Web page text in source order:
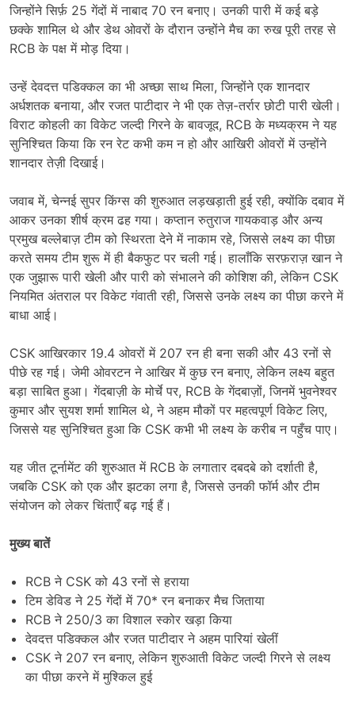
जिन्होंने सिर्फ़ 25 गेंदों में नाबाद 70 रन बनाए। उनकी पारी में कई बड़े
छक्के शामिल थे और डेथ ओवरों के दौरान उन्होंने मैच का रुख पूरी तरह से
RCB के पक्ष में मोड़ दिया।
उन्हें देवदत्त पडिक्कल का भी अच्छा साथ मिला, जिन्होंने एक शानदार
अर्धशतक बनाया, और रजत पाटीदार ने भी एक तेज़-तर्रार छोटी पारी खेली।
विराट कोहली का विकेट जल्दी गिरने के बावजूद, RCB के मध्यक्रम ने यह
सुनिश्चित किया कि रन रेट कभी कम न हो और आखिरी ओवरों में उन्होंने
शानदार तेज़ी दिखाई।
जवाब में, चेन्नई सुपर किंग्स की शुरुआत लड़खड़ाती हुई रही, क्योंकि दबाव में
आकर उनका शीर्ष क्रम ढह गया। कप्तान रुतुराज गायकवाड़ और अन्य
प्रमुख बल्लेबाज़ टीम को स्थिरता देने में नाकाम रहे, जिससे लक्ष्य का पीछा
करते समय टीम शुरू में ही बैकफुट पर चली गई। हालाँकि सरफ़राज़ खान ने
एक जुझारू पारी खेली और पारी को संभालने की कोशिश की, लेकिन CSK
नियमित अंतराल पर विकेट गंवाती रही, जिससे उनके लक्ष्य का पीछा करने में
बाधा आई।
CSK आखिरकार 19.4 ओवरों में 207 रन ही बना सकी और 43 रनों से
पीछे रह गई। जेमी ओवरटन ने आखिर में कुछ रन बनाए, लेकिन लक्ष्य बहुत
बड़ा साबित हुआ। गेंदबाज़ी के मोर्चे पर, RCB के गेंदबाज़ों, जिनमें भुवनेश्वर
कुमार और सुयश शर्मा शामिल थे, ने अहम मौकों पर महत्वपूर्ण विकेट लिए,
जिससे यह सुनिश्चित हुआ कि CSK कभी भी लक्ष्य के करीब न पहुँच पाए।
यह जीत टूर्नामेंट की शुरुआत में RCB के लगातार दबदबे को दर्शाती है,
जबकि CSK को एक और झटका लगा है, जिससे उनकी फॉर्म और टीम
संयोजन को लेकर चिंताएँ बढ़ गई हैं।
मुख्य बातें
RCB ने CSK को 43 रनों से हराया
टिम डेविड ने 25 गेंदों में 70* रन बनाकर मैच जिताया
RCB ने 250/3 का विशाल स्कोर खड़ा किया
देवदत्त पडिक्कल और रजत पाटीदार ने अहम पारियां खेलीं
CSK ने 207 रन बनाए, लेकिन शुरुआती विकेट जल्दी गिरने से लक्ष्य
का पीछा करने में मुश्किल हुई